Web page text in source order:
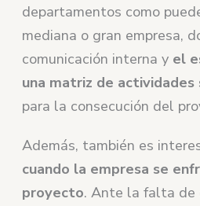
departamentos como
mediana o gran empresa,
comunicación interna y el
una matriz de
para la consecución del
Además, también es
cuando la empresa se
proyecto. Ante la falta de